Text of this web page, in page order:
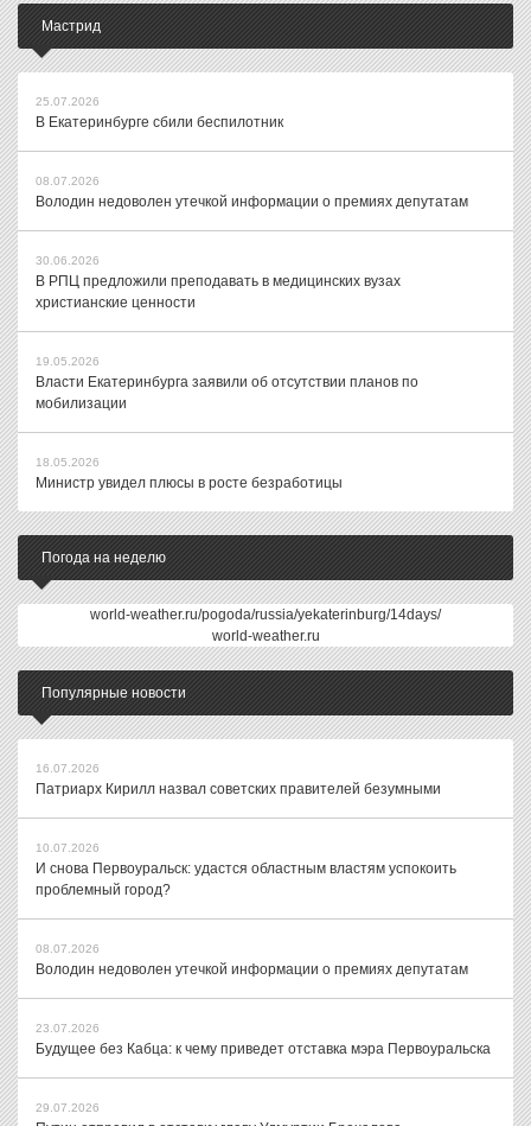
Мастрид
25.07.2026
В Екатеринбурге сбили беспилотник
08.07.2026
Володин недоволен утечкой информации о премиях депутатам
30.06.2026
В РПЦ предложили преподавать в медицинских вузах
христианские ценности
19.05.2026
Власти Екатеринбурга заявили об отсутствии планов по
мобилизации
18.05.2026
Министр увидел плюсы в росте безработицы
Погода на неделю
world-weather.ru/pogoda/russia/yekaterinburg/14days/
world-weather.ru
Популярные новости
16.07.2026
Патриарх Кирилл назвал советских правителей безумными
10.07.2026
И снова Первоуральск: удастся областным властям успокоить
проблемный город?
08.07.2026
Володин недоволен утечкой информации о премиях депутатам
23.07.2026
Будущее без Кабца: к чему приведет отставка мэра Первоуральска
29.07.2026